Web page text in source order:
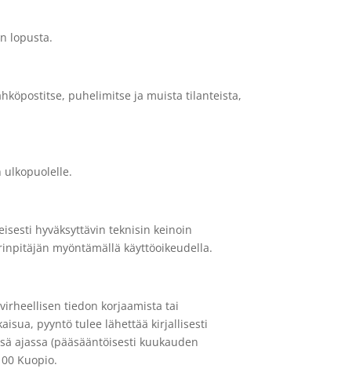
lopusta.
puhelimitse ja muista tilanteista,
ulkopuolelle.
hyväksyttävin teknisin keinoin
myöntämällä käyttöoikeudella.
tiedon korjaamista tai
pyyntö tulee lähettää kirjallisesti
ajassa (pääsääntöisesti kuukauden
Kuopio.